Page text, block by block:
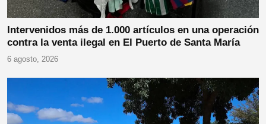
Intervenidos más de 1.000 artículos en una operación
contra la venta ilegal en El Puerto de Santa María
6 agosto, 2026